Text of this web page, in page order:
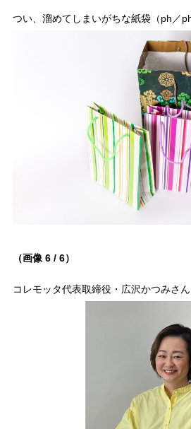
つい、溜めてしまいがちな紙袋（ph／
（画像 6 / 6）
コレモッタ代表取締役・広沢かつみさん